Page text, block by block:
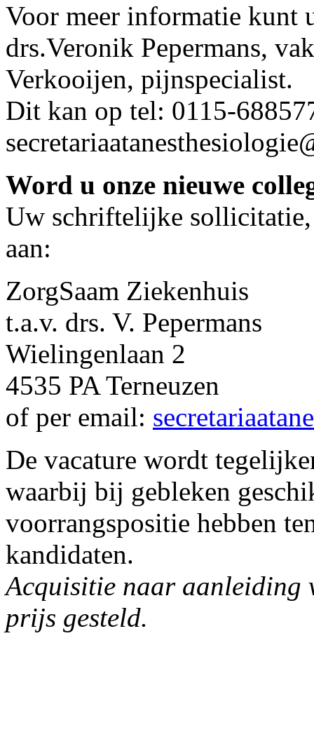
Voor meer informatie kunt
drs.Veronik Pepermans,
Verkooijen, pijnspecialist.
Dit kan op tel: 0115-
Word u onze nieuwe
Uw schriftelijke
aan:
ZorgSaam Ziekenhuis
t.a.v. drs. V. Pepermans
Wielingenlaan 2
4535 PA Terneuzen
of per email:
De vacature wordt
waarbij bij gebleken
voorrangspositie hebben
kandidaten.
Acquisitie naar aanleiding
prijs gesteld.